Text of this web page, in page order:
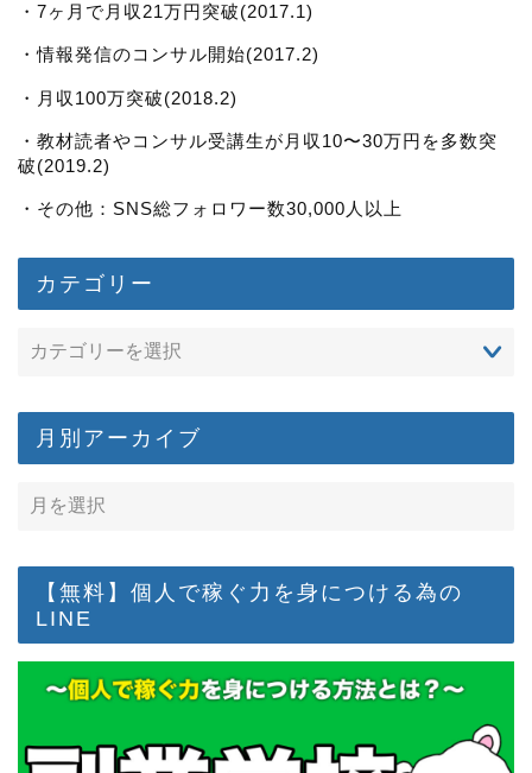
・7ヶ月で月収21万円突破(2017.1)
・情報発信のコンサル開始(2017.2)
・月収100万突破(2018.2)
・教材読者やコンサル受講生が月収10〜30万円を多数突
破(2019.2)
・その他：SNS総フォロワー数30,000人以上
カテゴリー
月別アーカイブ
【無料】個人で稼ぐ力を身につける為の
LINE